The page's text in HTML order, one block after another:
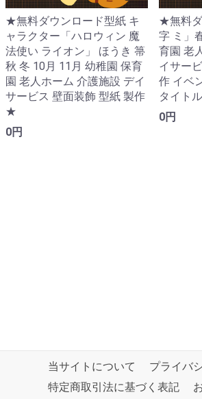
★無料ダウンロード型紙 キ
ャラクター「ハロウィン 魔
法使い ライオン」 ほうき 箒
秋 冬 10月 11月 幼稚園 保育
園 老人ホーム 介護施設 デイ
サービス 壁面装飾 型紙 製作
★
0円
★無料
字 ミ」
育園 老
イサー
作 イベ
タイト
0円
当サイトについて
プライバ
特定商取引法に基づく表記